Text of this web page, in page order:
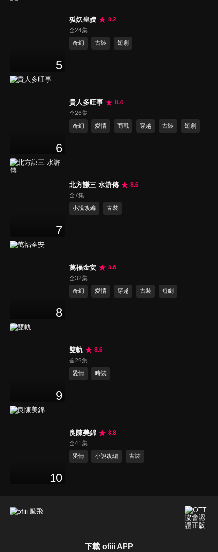
5
狐妖皇嫂
8.2
全24集
奇幻
古裝 短劇
6
貴人多旺事
8.4
全26集
奇幻
愛情 商戰 穿越 古裝 短劇
7
北方謙三 水滸傳
8.6
全7集
小說改編
古裝
8
萬福金安
8.6
全32集
奇幻
愛情 穿越 古裝 短劇
9
雙軌
8.6
全29集
愛情
時裝
10
良陳美錦
8.8
全41集
愛情
小說改編 古裝
下載 ofiii APP